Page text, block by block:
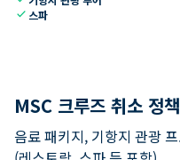
check 스파
MSC 크루즈 취소 정책
음료 패키지, 기항지 관광